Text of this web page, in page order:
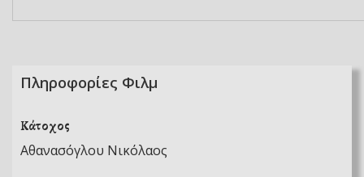
Πληροφορίες Φιλμ
Κάτοχος
Αθανασόγλου Νικόλαος